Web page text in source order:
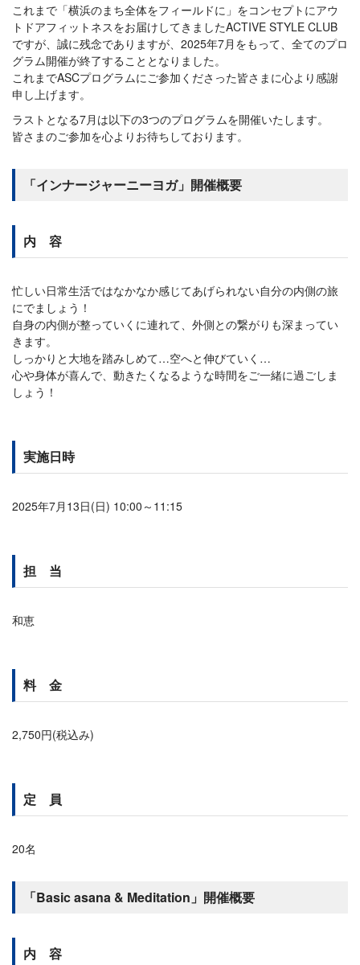
これまで「横浜のまち全体をフィールドに」をコンセプトにアウ
トドアフィットネスをお届けしてきましたACTIVE STYLE CLUB
ですが、誠に残念でありますが、2025年7月をもって、全てのプロ
グラム開催が終了することとなりました。
これまでASCプログラムにご参加くださった皆さまに心より感謝
申し上げます。
ラストとなる7月は以下の3つのプログラムを開催いたします。
皆さまのご参加を心よりお待ちしております。
「インナージャーニーヨガ」開催概要
内 容
忙しい日常生活ではなかなか感じてあげられない自分の内側の旅
にでましょう！
自身の内側が整っていくに連れて、外側との繋がりも深まってい
きます。
しっかりと大地を踏みしめて…空へと伸びていく…
心や身体が喜んで、動きたくなるような時間をご一緒に過ごしま
しょう！
実施日時
2025年7月13日(日) 10:00～11:15
担 当
和恵
料 金
2,750円(税込み)
定 員
20名
「Basic asana & Meditation」開催概要
内 容